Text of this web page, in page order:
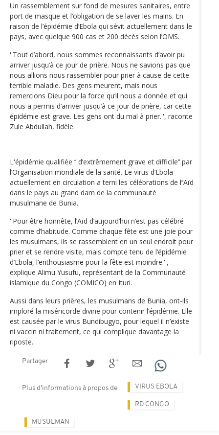
Un rassemblement sur fond de mesures sanitaires, entre
port de masque et l’obligation de se laver les mains. En
raison de l’épidémie d’Ebola qui sévit actuellement dans le
pays, avec quelque 900 cas et 200 décès selon l’OMS.
''Tout d’abord, nous sommes reconnaissants d’avoir pu
arriver jusqu’à ce jour de prière. Nous ne savions pas que
nous allions nous rassembler pour prier à cause de cette
terrible maladie. Des gens meurent, mais nous
remercions Dieu pour la force qu’il nous a donnée et qui
nous a permis d’arriver jusqu’à ce jour de prière, car cette
épidémie est grave. Les gens ont du mal à prier.'', raconte
Zule Abdullah, fidèle.
L'épidémie qualifiée ‘’ d’extrêmement grave et difficile’’ par
l’Organisation mondiale de la santé. Le virus d’Ebola
actuellement en circulation a terni les célébrations de l’’Aïd
dans le pays au grand dam de la communauté
musulmane de Bunia.
''Pour être honnête, l’Aïd d’aujourd’hui n’est pas célébré
comme d’habitude. Comme chaque fête est une joie pour
les musulmans, ils se rassemblent en un seul endroit pour
prier et se rendre visite, mais compte tenu de l’épidémie
d’Ebola, l’enthousiasme pour la fête est moindre.'',
explique Alimu Yusufu, représentant de la Communauté
islamique du Congo (COMICO) en Ituri.
Aussi dans leurs prières, les musulmans de Bunia, ont-ils
imploré la miséricorde divine pour contenir l’épidémie. Elle
est causée par le virus Bundibugyo, pour lequel il n’existe
ni vaccin ni traitement, ce qui complique davantage la
riposte.
Partager
Plus d'informations à propos de VIRUS EBOLA
RD CONGO
MUSULMAN